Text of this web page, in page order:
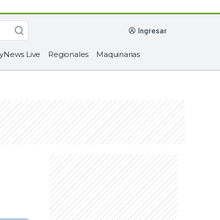
ingresar
Live Regionales Maquinarias